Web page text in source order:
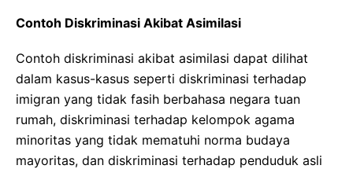
Contoh Diskriminasi Akibat Asimilasi
Contoh diskriminasi akibat asimilasi dapat dilihat
dalam kasus-kasus seperti diskriminasi terhadap
imigran yang tidak fasih berbahasa negara tuan
rumah, diskriminasi terhadap kelompok agama
minoritas yang tidak mematuhi norma budaya
mayoritas, dan diskriminasi terhadap penduduk asli